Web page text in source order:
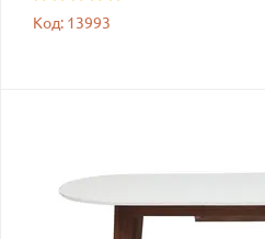
Код: 13993